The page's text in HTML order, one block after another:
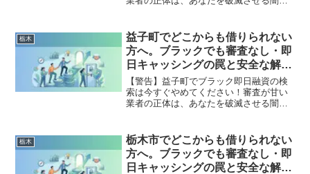
町で違法業者を避け、借金地獄から抜け
出した方々の実体験と確実な解決策を完
全公開。
栃木
益子町でどこからも借りられない
方へ。ブラックでも審査なし・即
日キャッシングの罠と安全な解決
策
【警告】益子町でブラック即日融資の検
索は今すぐやめてください！審査が甘い
業者の正体は、あなたを破滅させる闇金
町で違法業者を避け、借金地獄から抜け
出した方々の実体験と確実な解決策を完
全公開。
栃木
栃木市でどこからも借りられない
方へ。ブラックでも審査なし・即
日キャッシングの罠と安全な解決